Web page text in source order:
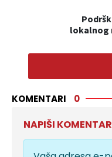
lokalnog
KOMENTARI 0
NAPIŠI KOMENTAR